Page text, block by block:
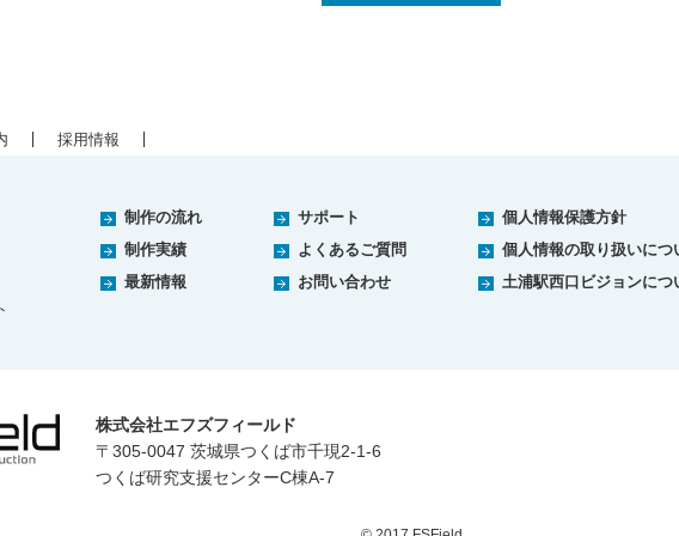
採用情報
制作の流れ
制作実績
最新情報
サポート
よくあるご質問
お問い合わせ
個人情報保護方針
個人情報の取り扱いにつ
土浦駅西口ビジョンにつ
株式会社エフズフィールド
〒305-0047 茨城県つくば市千現2-1-6
つくば研究支援センターC棟A-7